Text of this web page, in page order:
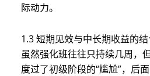
际动力。
1.3 短期见效与中长期收益的
虽然强化班往往只持续几周，
度过了初级阶段的“尴尬”，后